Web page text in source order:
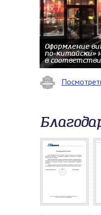
Оформление
по-китайски»
в